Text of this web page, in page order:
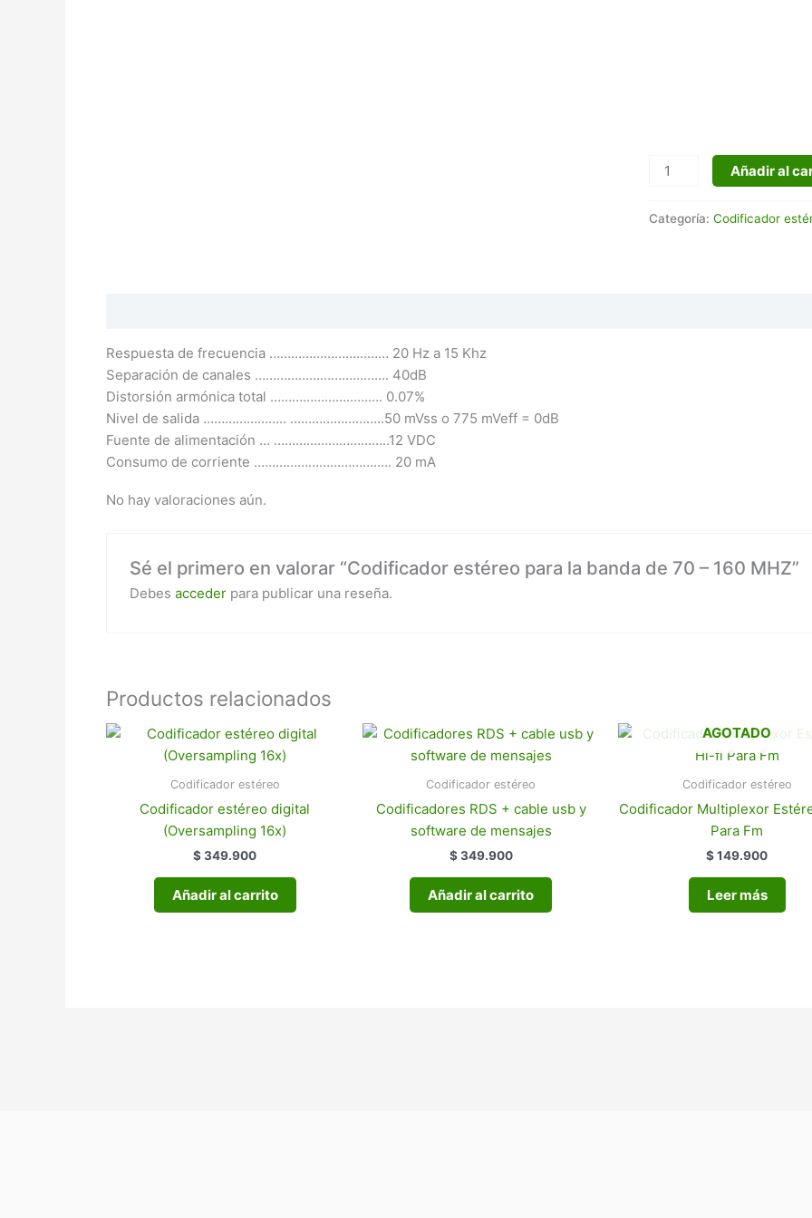
Añadir al
Categoría:Codificador
Respuesta de frecuencia …………………………… 20 Hz a 15 Khz
Separación de canales ………………………………. 40dB
Distorsión armónica total …………………………. 0.07%
Nivel de salida ………………….. ……………………..50 mVss o 775 mVeff = 0dB
Fuente de alimentación … …………………………..12 VDC
Consumo de corriente ……………………………….. 20 mA
No hay valoraciones aún.
Sé el primero en valorar “Codificador estéreo para la banda de 70 – 160 MHZ”
Debesacceder para publicar una reseña.
Productos relacionados
Codificador estéreo
Codificador estéreo digital
(Oversampling 16x)
$ 349.900
Añadir al carrito
Codificador estéreo
Codificadores RDS + cable usb y
software de mensajes
$ 349.900
Añadir al carrito
AGOTADO
Codificador estéreo
Codificador Multiplexor
Para Fm
$ 149.900
Leer más